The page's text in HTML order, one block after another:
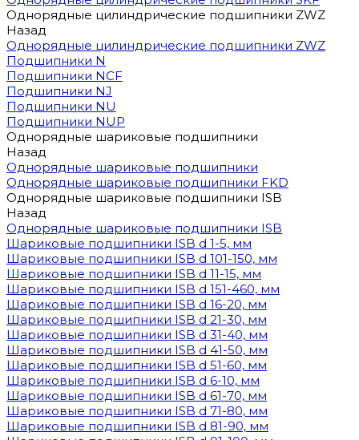
Однорядные цилиндрические подшипники ZWZ
Назад
Однорядные цилиндрические подшипники ZWZ
Подшипники N
Подшипники NCF
Подшипники NJ
Подшипники NU
Подшипники NUP
Однорядные шариковые подшипники
Назад
Однорядные шариковые подшипники
Однорядные шариковые подшипники FKD
Однорядные шариковые подшипники ISB
Назад
Однорядные шариковые подшипники ISB
Шариковые подшипники ISB d 1-5, мм
Шариковые подшипники ISB d 101-150, мм
Шариковые подшипники ISB d 11-15, мм
Шариковые подшипники ISB d 151-460, мм
Шариковые подшипники ISB d 16-20, мм
Шариковые подшипники ISB d 21-30, мм
Шариковые подшипники ISB d 31-40, мм
Шариковые подшипники ISB d 41-50, мм
Шариковые подшипники ISB d 51-60, мм
Шариковые подшипники ISB d 6-10, мм
Шариковые подшипники ISB d 61-70, мм
Шариковые подшипники ISB d 71-80, мм
Шариковые подшипники ISB d 81-90, мм